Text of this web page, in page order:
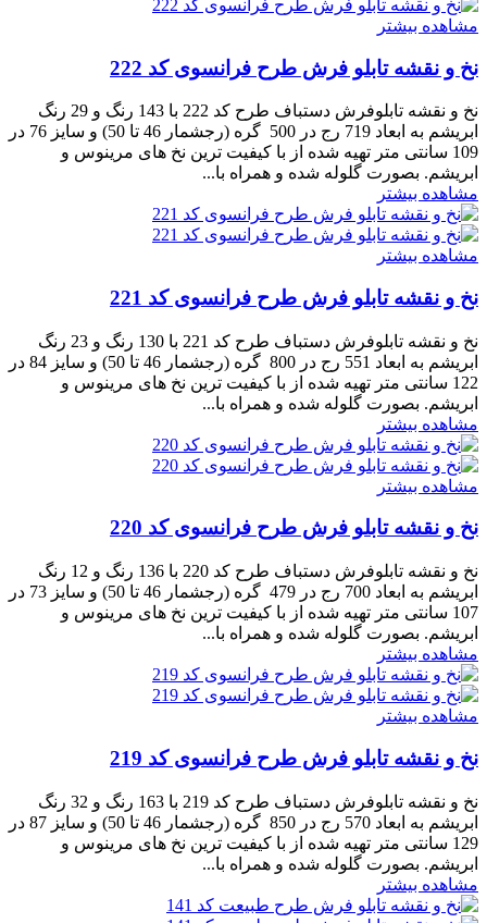
مشاهده بیشتر
نخ و نقشه تابلو فرش طرح فرانسوی کد 222
نخ و نقشه تابلوفرش دستباف طرح کد 222 با 143 رنگ و 29 رنگ
ابریشم به ابعاد 719 رج در 500 گره (رجشمار 46 تا 50) و سایز 76 در
109 سانتی متر تهیه شده از با کیفیت ترین نخ های مرینوس و
ابریشم. بصورت گلوله شده و همراه با...
مشاهده بیشتر
مشاهده بیشتر
نخ و نقشه تابلو فرش طرح فرانسوی کد 221
نخ و نقشه تابلوفرش دستباف طرح کد 221 با 130 رنگ و 23 رنگ
ابریشم به ابعاد 551 رج در 800 گره (رجشمار 46 تا 50) و سایز 84 در
122 سانتی متر تهیه شده از با کیفیت ترین نخ های مرینوس و
ابریشم. بصورت گلوله شده و همراه با...
مشاهده بیشتر
مشاهده بیشتر
نخ و نقشه تابلو فرش طرح فرانسوی کد 220
نخ و نقشه تابلوفرش دستباف طرح کد 220 با 136 رنگ و 12 رنگ
ابریشم به ابعاد 700 رج در 479 گره (رجشمار 46 تا 50) و سایز 73 در
107 سانتی متر تهیه شده از با کیفیت ترین نخ های مرینوس و
ابریشم. بصورت گلوله شده و همراه با...
مشاهده بیشتر
مشاهده بیشتر
نخ و نقشه تابلو فرش طرح فرانسوی کد 219
نخ و نقشه تابلوفرش دستباف طرح کد 219 با 163 رنگ و 32 رنگ
ابریشم به ابعاد 570 رج در 850 گره (رجشمار 46 تا 50) و سایز 87 در
129 سانتی متر تهیه شده از با کیفیت ترین نخ های مرینوس و
ابریشم. بصورت گلوله شده و همراه با...
مشاهده بیشتر